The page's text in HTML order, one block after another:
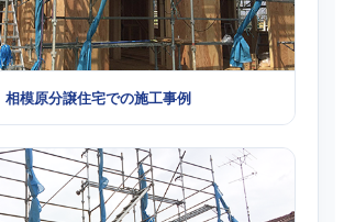
相模原分譲住宅での施工事例